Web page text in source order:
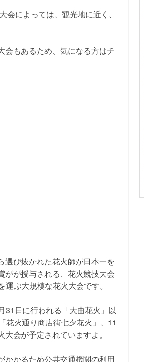
によっては、観光地に近く、
会もあるため、気になる方はチ
選び抜かれた花火師が日本一を
がが授与される、花火競技大会
ぶ大規模な花火大会です。
31日に行われる「大曲花火」以
花火通り商店街七夕花火」、11
会が予定されていますよ。
かかるため公共交通機関の利用